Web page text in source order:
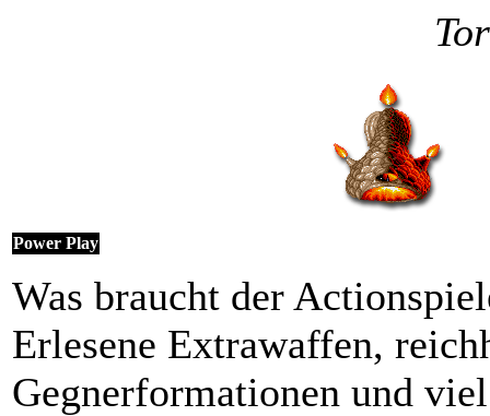
Power Play
Was braucht der
Erlesene Extrawaffen,
Gegnerformationen und